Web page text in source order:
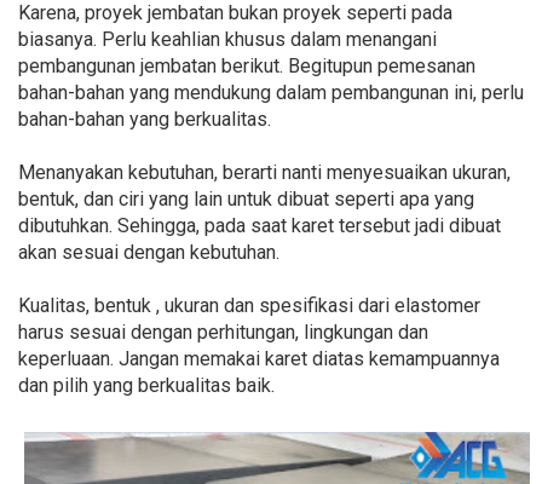
Karena, proyek jembatan bukan proyek seperti pada
biasanya. Perlu keahlian khusus dalam menangani
pembangunan jembatan berikut. Begitupun pemesanan
bahan-bahan yang mendukung dalam pembangunan ini, perlu
bahan-bahan yang berkualitas.
Menanyakan kebutuhan, berarti nanti menyesuaikan ukuran,
bentuk, dan ciri yang lain untuk dibuat seperti apa yang
dibutuhkan. Sehingga, pada saat karet tersebut jadi dibuat
akan sesuai dengan kebutuhan.
Kualitas, bentuk , ukuran dan spesifikasi dari elastomer
harus sesuai dengan perhitungan, lingkungan dan
keperluaan. Jangan memakai karet diatas kemampuannya
dan pilih yang berkualitas baik.